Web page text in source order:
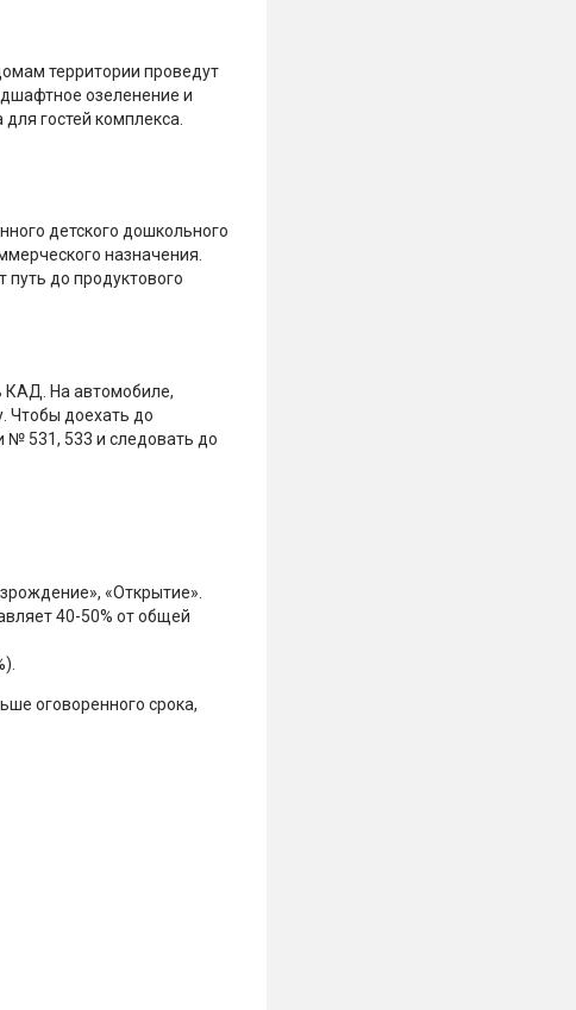
территории проведут
озеленение и
гостей комплекса.
детского дошкольного
назначения.
до продуктового
КАД. На автомобиле,
Чтобы доехать до
№ 531, 533 и следовать до
«Открытие».
40-50% от общей
оговоренного срока,